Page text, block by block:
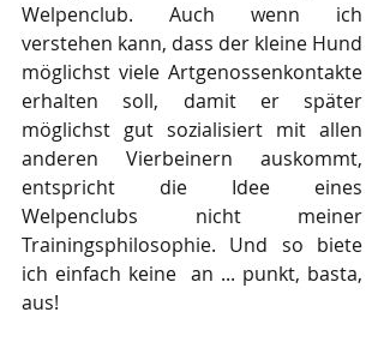
Welpenclub. Auch wenn ich
verstehen kann, dass der kleine Hund
möglichst viele Artgenossenkontakte
erhalten soll, damit er später
möglichst gut sozialisiert mit allen
anderen Vierbeinern auskommt,
entspricht die Idee eines
Welpenclubs nicht meiner
Trainingsphilosophie. Und so biete
ich einfach keine  an ... punkt, basta,
aus!